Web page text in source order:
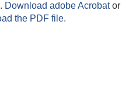
Download adobe Acrobator
the PDF file.